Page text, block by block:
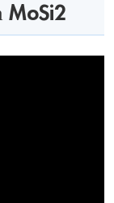
MoSi2